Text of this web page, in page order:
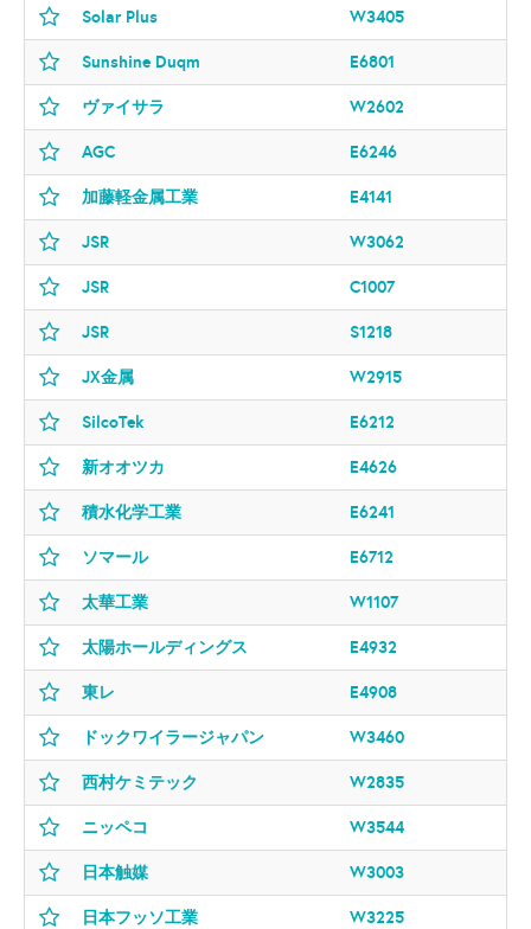
Solar Plus W3405
Sunshine Duqm E6801
ヴァイサラ W2602
AGC E6246
加藤軽金属工業 E4141
JSR W3062
JSR C1007
JSR S1218
JX金属 W2915
SilcoTek E6212
新オオツカ E4626
積水化学工業 E6241
ソマール E6712
太華工業 W1107
太陽ホールディングス E4932
東レ E4908
ドックワイラージャパン W3460
西村ケミテック W2835
ニッペコ W3544
日本触媒 W3003
日本フッソ工業 W3225